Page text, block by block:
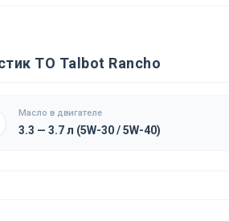
ТО Talbot Rancho
Масло в двигателе
3.3 — 3.7 л (5W-30 / 5W-40)